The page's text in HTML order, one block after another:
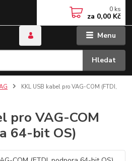
Menu
Hledat
0 ks
za 0,00 Kč
KKL USB kabel pro VAG-COM (FTDI,
pro VAG-COM
64-bit OS)